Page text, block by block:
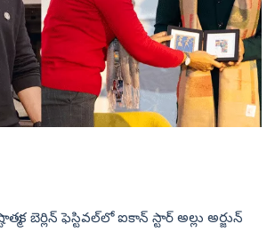
బెర్లిన్ ఫెస్టివల్​లో ఐకాన్ స్టార్ అల్లు అర్జున్